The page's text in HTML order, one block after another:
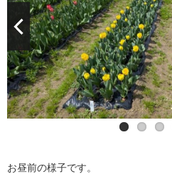
お昼前の様子です。